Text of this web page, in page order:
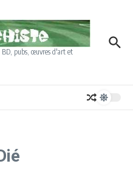
BD, pubs, œuvres d'art et